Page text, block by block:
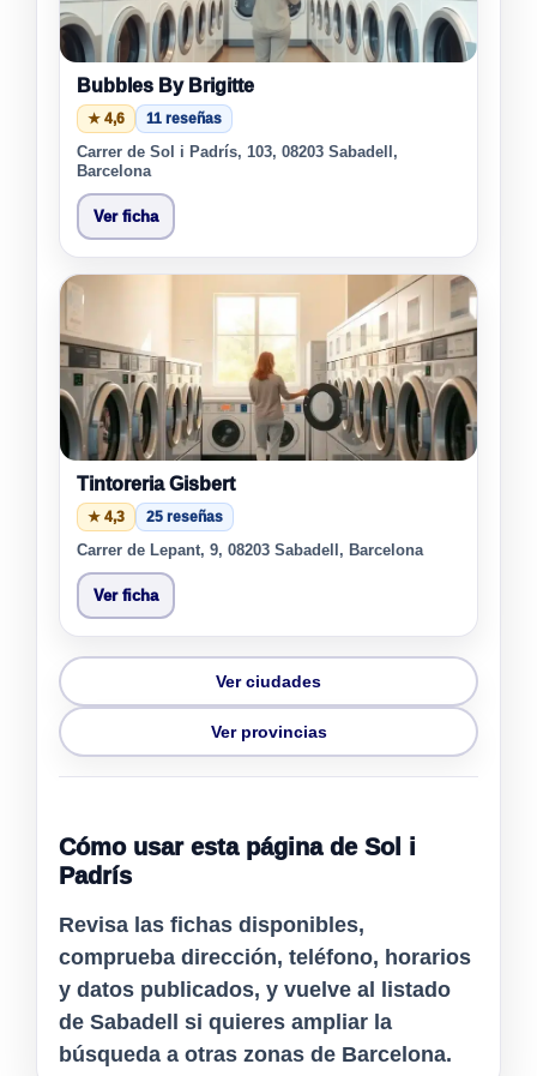
Bubbles By Brigitte
★ 4,6 11 reseñas
Carrer de Sol i Padrís, 103, 08203 Sabadell,
Barcelona
Ver ficha
Tintoreria Gisbert
★ 4,3 25 reseñas
Carrer de Lepant, 9, 08203 Sabadell, Barcelona
Ver ficha
Ver ciudades
Ver provincias
Cómo usar esta página de Sol i
Padrís
Revisa las fichas disponibles,
comprueba dirección, teléfono, horarios
y datos publicados, y vuelve al listado
de Sabadell si quieres ampliar la
búsqueda a otras zonas de Barcelona.